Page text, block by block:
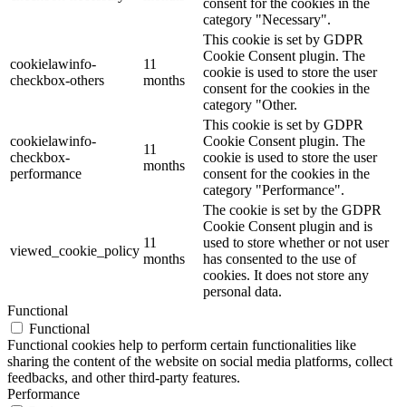
consent for the cookies in the
category "Necessary".
cookielawinfo-
checkbox-others
11
months
This cookie is set by GDPR
Cookie Consent plugin. The
cookie is used to store the user
consent for the cookies in the
category "Other.
cookielawinfo-
checkbox-
performance
11
months
This cookie is set by GDPR
Cookie Consent plugin. The
cookie is used to store the user
consent for the cookies in the
category "Performance".
viewed_cookie_policy
11
months
The cookie is set by the GDPR
Cookie Consent plugin and is
used to store whether or not user
has consented to the use of
cookies. It does not store any
personal data.
Functional
Functional
Functional cookies help to perform certain functionalities like
sharing the content of the website on social media platforms, collect
feedbacks, and other third-party features.
Performance